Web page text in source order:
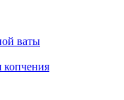
ваты
копчения